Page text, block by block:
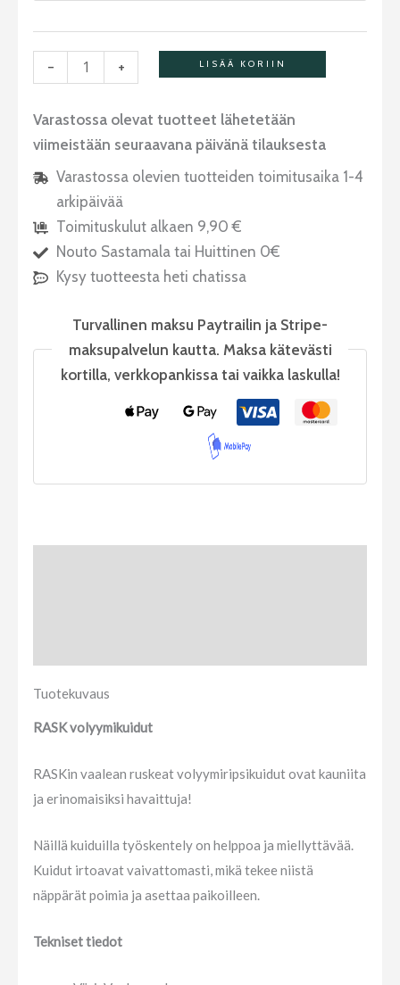
- + LISÄÄ KORIIN
Varastossa olevat tuotteet lähetetään
viimeistään seuraavana päivänä tilauksesta
Varastossa olevien tuotteiden toimitusaika 1-4
arkipäivää
Toimituskulut alkaen 9,90 €
Nouto Sastamala tai Huittinen 0€
Kysy tuotteesta heti chatissa
Turvallinen maksu Paytrailin ja Stripe-
maksupalvelun kautta. Maksa kätevästi
kortilla, verkkopankissa tai vaikka laskulla!
Tuotekuvaus
RASK volyymikuidut
RASKin vaalean ruskeat volyymiripsikuidut ovat kauniita
ja erinomaisiksi havaittuja!
Näillä kuiduilla työskentely on helppoa ja miellyttävää.
Kuidut irtoavat vaivattomasti, mikä tekee niistä
näppärät poimia ja asettaa paikoilleen.
Tekniset tiedot